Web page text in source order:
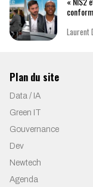
Laurent
Plan du site
Data / IA
Green IT
Gouvernance
Dev
Newtech
Agenda